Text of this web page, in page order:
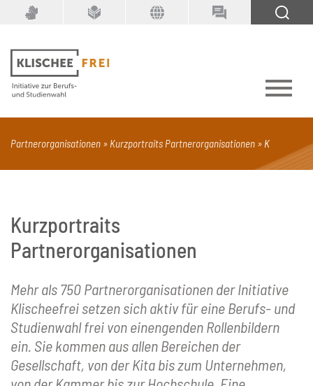
Suchbegriff
SUCHEN
PDF Seite mit Video Alle Dokumenttypen
Partnerorganisationen Kurzportraits Partnerorganisationen K
Kurzportraits
Partnerorganisationen
Mehr als 750 Partnerorganisationen der Initiative
Klischeefrei setzen sich aktiv für eine Berufs- und
Studienwahl frei von einengenden Rollenbildern
ein. Sie kommen aus allen Bereichen der
Gesellschaft, von der Kita bis zum Unternehmen,